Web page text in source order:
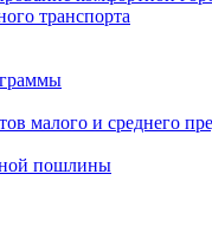
транспорта
малого и среднего
пошлины